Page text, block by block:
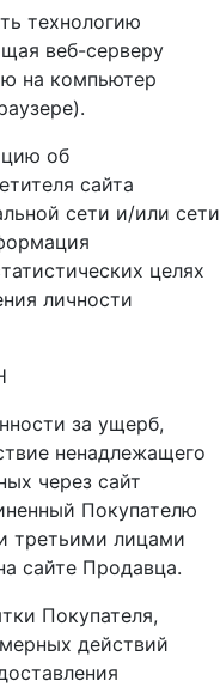
технологию
веб-серверу
на компьютер
об
сайта
сети и/или сети
целях
личности
за ущерб,
ненадлежащего
через сайт
Покупателю
третьими лицами
сайте Продавца.
Покупателя,
действий